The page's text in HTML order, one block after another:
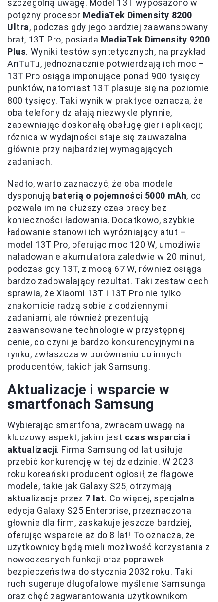
szczególną uwagę. Model 13T wyposażono w
potężny procesor MediaTek Dimensity 8200
Ultra, podczas gdy jego bardziej zaawansowany
brat, 13T Pro, posiada MediaTek Dimensity 9200
Plus. Wyniki testów syntetycznych, na przykład
AnTuTu, jednoznacznie potwierdzają ich moc –
13T Pro osiąga imponujące ponad 900 tysięcy
punktów, natomiast 13T plasuje się na poziomie
800 tysięcy. Taki wynik w praktyce oznacza, że
oba telefony działają niezwykle płynnie,
zapewniając doskonałą obsługę gier i aplikacji;
różnica w wydajności staje się zauważalna
głównie przy najbardziej wymagających
zadaniach.
Nadto, warto zaznaczyć, że oba modele
dysponują baterią o pojemności 5000 mAh, co
pozwala im na dłuższy czas pracy bez
konieczności ładowania. Dodatkowo, szybkie
ładowanie stanowi ich wyróżniający atut –
model 13T Pro, oferując moc 120 W, umożliwia
naładowanie akumulatora zaledwie w 20 minut,
podczas gdy 13T, z mocą 67 W, również osiąga
bardzo zadowalający rezultat. Taki zestaw cech
sprawia, że Xiaomi 13T i 13T Pro nie tylko
znakomicie radzą sobie z codziennymi
zadaniami, ale również prezentują
zaawansowane technologie w przystępnej
cenie, co czyni je bardzo konkurencyjnymi na
rynku, zwłaszcza w porównaniu do innych
producentów, takich jak Samsung.
Aktualizacje i wsparcie w
smartfonach Samsung
Wybierając smartfona, zwracam uwagę na
kluczowy aspekt, jakim jest czas wsparcia i
aktualizacji. Firma Samsung od lat usiłuje
przebić konkurencję w tej dziedzinie. W 2023
roku koreański producent ogłosił, że flagowe
modele, takie jak Galaxy S25, otrzymają
aktualizacje przez 7 lat. Co więcej, specjalna
edycja Galaxy S25 Enterprise, przeznaczona
głównie dla firm, zaskakuje jeszcze bardziej,
oferując wsparcie aż do 8 lat! To oznacza, że
użytkownicy będą mieli możliwość korzystania z
nowoczesnych funkcji oraz poprawek
bezpieczeństwa do stycznia 2032 roku. Taki
ruch sugeruje długofalowe myślenie Samsunga
oraz chęć zagwarantowania użytkownikom